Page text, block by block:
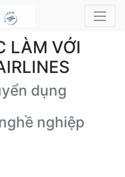
LÀM VỚI
dụng
nghiệp